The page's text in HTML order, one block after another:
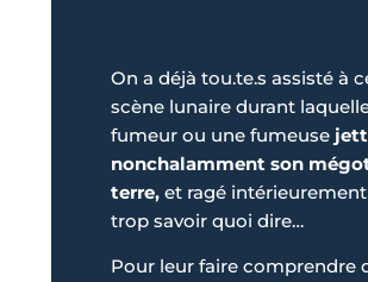
On a déjà tou.te.s assisté à
scène lunaire durant
fumeur ou une fumeuse
nonchalamment son
terre, et ragé intérieurement
trop savoir quoi dire…
Pour leur faire comprendre